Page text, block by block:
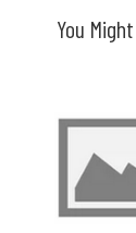
You